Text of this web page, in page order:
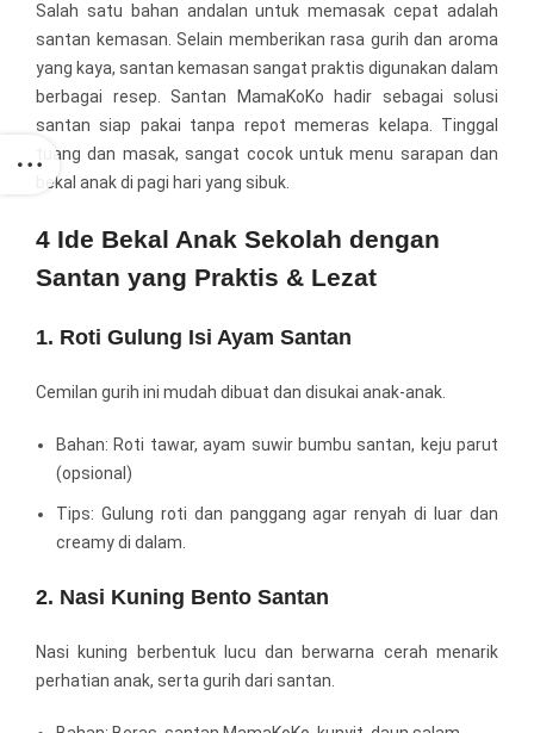
Salah satu bahan andalan untuk memasak cepat adalah
santan kemasan. Selain memberikan rasa gurih dan aroma
yang kaya, santan kemasan sangat praktis digunakan dalam
berbagai resep. Santan MamaKoKo hadir sebagai solusi
santan siap pakai tanpa repot memeras kelapa. Tinggal
tuang dan masak, sangat cocok untuk menu sarapan dan
bekal anak di pagi hari yang sibuk.
4 Ide Bekal Anak Sekolah dengan
Santan yang Praktis & Lezat
1. Roti Gulung Isi Ayam Santan
Cemilan gurih ini mudah dibuat dan disukai anak-anak.
Bahan: Roti tawar, ayam suwir bumbu santan, keju parut
(opsional)
Tips: Gulung roti dan panggang agar renyah di luar dan
creamy di dalam.
2. Nasi Kuning Bento Santan
Nasi kuning berbentuk lucu dan berwarna cerah menarik
perhatian anak, serta gurih dari santan.